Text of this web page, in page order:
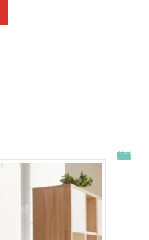
Tout savoir sur l’ENT UT2J